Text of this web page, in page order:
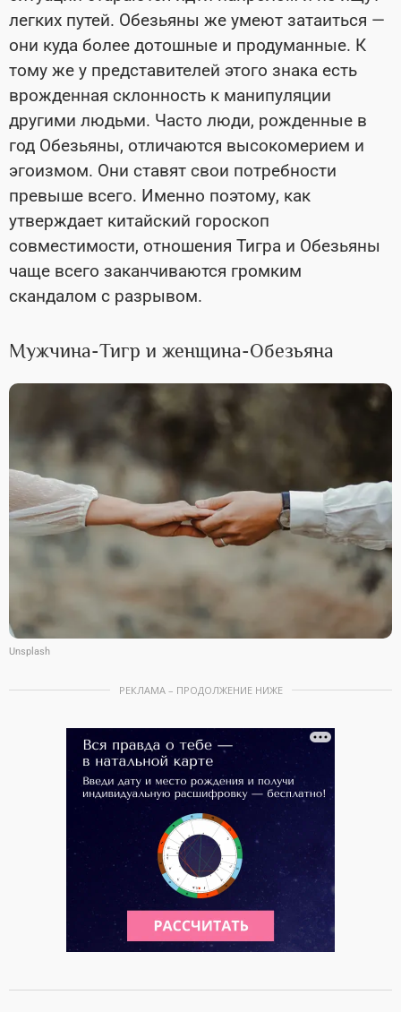
легких путей. Обезьяны же умеют затаиться —
они куда более дотошные и продуманные. К
тому же у представителей этого знака есть
врожденная склонность к манипуляции
другими людьми. Часто люди, рожденные в
год Обезьяны, отличаются высокомерием и
эгоизмом. Они ставят свои потребности
превыше всего. Именно поэтому, как
утверждает китайский гороскоп
совместимости, отношения Тигра и Обезьяны
чаще всего заканчиваются громким
скандалом с разрывом.
Мужчина-Тигр и женщина-Обезьяна
Unsplash
РЕКЛАМА – ПРОДОЛЖЕНИЕ НИЖЕ